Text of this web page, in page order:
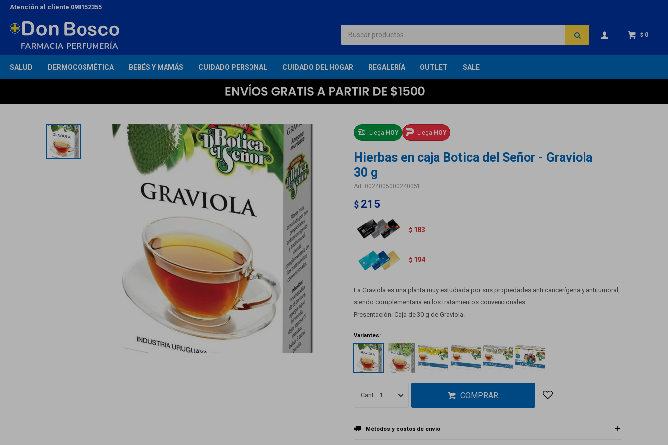
SALUD DERMOCOSMÉTICA BEBÉS Y MAMÁS CUIDADO PERSONAL CUIDADO DEL HOGAR REGALERÍA OUTLET SALE
$ 0
Atención al cliente 098152355
Llega HOY Llega HOY
Hierbas en caja Botica del Señor - Graviola
30 g
0024005000240051
$ 215
$ 183
$ 194
La Graviola es una planta muy estudiada por sus propiedades anti cancerígena y antitumoral,
siendo complementaria en los tratamientos convencionales.
Presentación: Caja de 30 g de Graviola.
Variantes:
1 COMPRAR
Métodos y costos de envío